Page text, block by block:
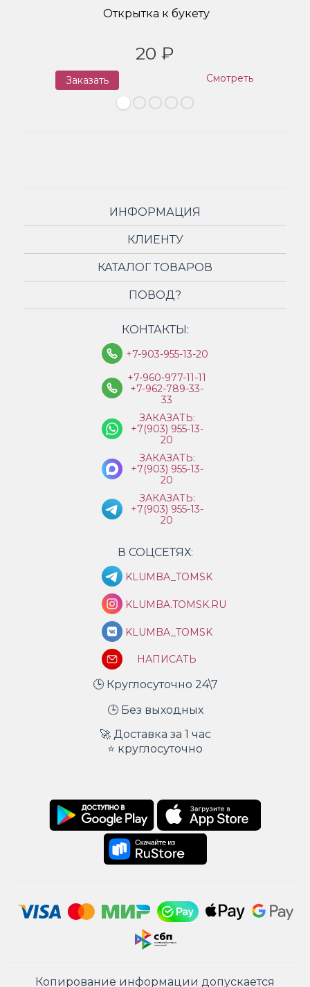
Открытка к букету
20 ₽
Заказать Смотреть
ИНФОРМАЦИЯ
КЛИЕНТУ
КАТАЛОГ ТОВАРОВ
ПОВОД?
КОНТАКТЫ:
+7-903-955-13-20
+7-960-977-11-11
+7-962-789-33-
33
ЗАКАЗАТЬ:
+7(903) 955-13-
20
ЗАКАЗАТЬ:
+7(903) 955-13-
20
ЗАКАЗАТЬ:
+7(903) 955-13-
20
В СОЦСЕТЯХ:
KLUMBA_TOMSK
KLUMBA.TOMSK.RU
KLUMBA_TOMSK
НАПИСАТЬ
🕒 Круглосуточно 24\7
🕒 Без выходных
🚀 Доставка за 1 час
⭐ круглосуточно
Копирование информации допускается